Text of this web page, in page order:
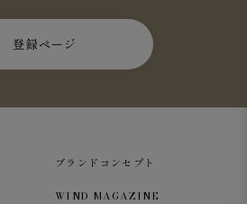
登録ページ
ブランドコンセプト
WIND MAGAZINE